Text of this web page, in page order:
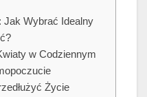
Jak Wybrać Idealny
w Codziennym
Życie